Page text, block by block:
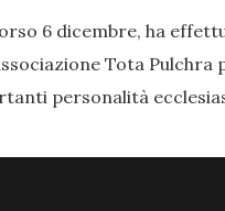
6 dicembre, ha
Tota Pulchra
personalità